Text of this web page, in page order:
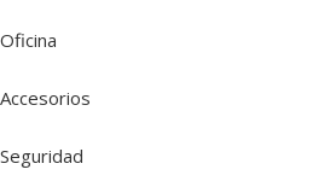
Oficina
Accesorios
Seguridad